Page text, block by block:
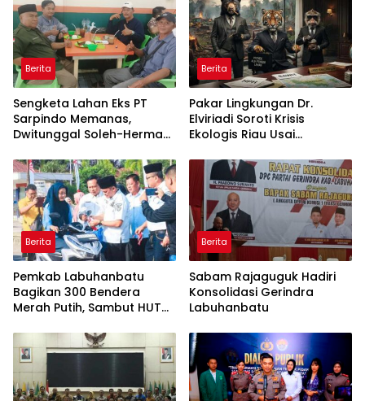
Berita
Sengketa Lahan Eks PT
Sarpindo Memanas,
Dwitunggal Soleh-Herman
ke Pulau Rupat
Berita
Pakar Lingkungan Dr.
Elviriadi Soroti Krisis
Ekologis Riau Usai
Monyet, Harimau, dan
Beruang Terhadap Warga
Berita
Pemkab Labuhanbatu
Bagikan 300 Bendera
Merah Putih, Sambut HUT
Berita
Sabam Rajaguguk Hadiri
Konsolidasi Gerindra
Labuhanbatu